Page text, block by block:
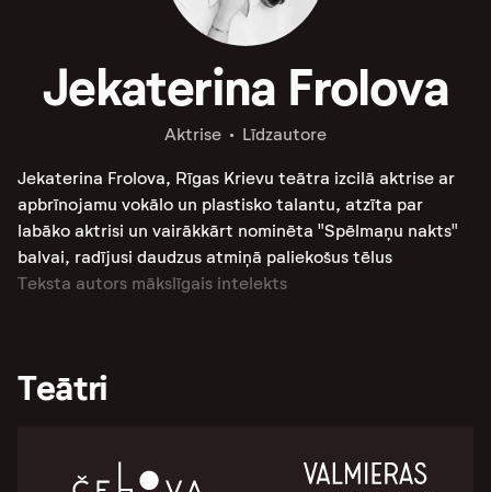
Jekaterina Frolova
Aktrise Līdzautore
Jekaterina Frolova, Rīgas Krievu teātra izcilā aktrise ar
apbrīnojamu vokālo un plastisko talantu, atzīta par
labāko aktrisi un vairākkārt nominēta "Spēlmaņu nakts"
balvai, radījusi daudzus atmiņā paliekošus tēlus
Teksta autors mākslīgais intelekts
Teātri